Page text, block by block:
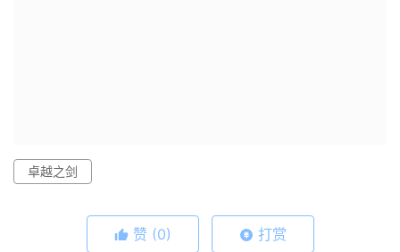
卓越之剑
赞 (0) 打赏